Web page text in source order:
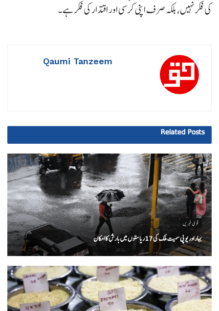
کی فکر نہیں، بلکہ صرف اپنی کرسی اور اقتدار کی فکر ہے۔
Qaumi Tanzeem
Related Posts
قومی خبریں
بہار اور یو پی سمیت ملک کی 17ریاستوں میں بارش کا امکان